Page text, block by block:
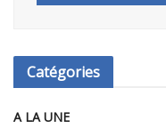
Catégories
A LA UNE